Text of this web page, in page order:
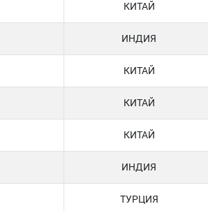
КИТАЙ
ИНДИЯ
КИТАЙ
КИТАЙ
КИТАЙ
ИНДИЯ
ТУРЦИЯ